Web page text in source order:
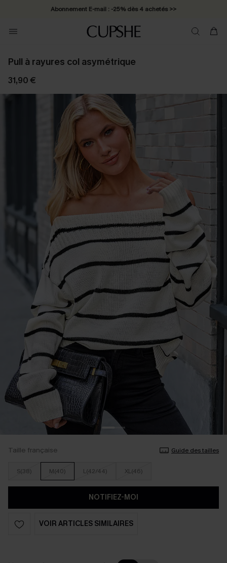
Abonnement E-mail : -25% dès 4 achetés >>
Pull à rayures col asymétrique
31,90 €
Taille française Guide des tailles
S(38) M(40) L(42/44) XL(46)
NOTIFIEZ-MOI
VOIR ARTICLES SIMILAIRES